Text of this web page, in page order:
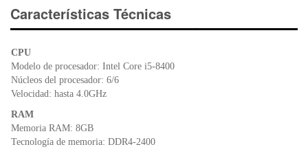
e
b
o
k
er s
A
p
ri
e
dl
Características Técnicas
CPU
Modelo de procesador: Intel Core i5-8400
Núcleos del procesador: 6/6
Velocidad: hasta 4.0GHz
RAM
Memoria RAM: 8GB
Tecnología de memoria: DDR4-2400